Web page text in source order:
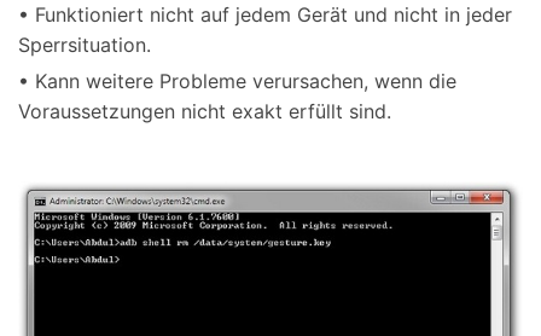
• Funktioniert nicht auf jedem Gerät und nicht in jeder
Sperrsituation.
• Kann weitere Probleme verursachen, wenn die
Voraussetzungen nicht exakt erfüllt sind.